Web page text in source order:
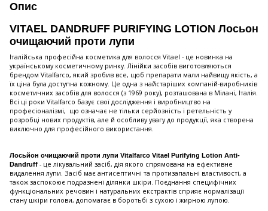
Опис
VITAEL DANDRUFF PURIFYING LOTION Лосьон
очищаючий проти лупи
Італійська професійна косметика для волосся Vitael - це новинка на
українському косметичному ринку. Лінійки засобів виготовляються
брендом Vitalfarco, який зробив все, щоб препарати мали найвищу якість, а
їх ціна була доступна кожному. Це одна з найстаріших компаній-виробників
косметичних засобів для волосся (з 1969 року), розташована в Мілані, Італія.
Всі ці роки Vitalfarco базує свої дослідження і виробництво на
професіоналізмі, що означає не тільки серйозність і ретельність у
розробці нових продуктів, але й особливу увагу до продукції, яка створена
виключно для професійного використання.
Лосьйон очищаючий проти лупи Vitalfarco Vitael Purifying Lotion Anti-
Dandruff - це лікувальний засіб, дія якого спрямована на ефективне
видалення лупи. Засіб має антисептичні та протизапальні властивості, а
також заспокоює подразнені ділянки шкіри. Поєднання специфічних
функціональних речовин і натуральних екстрактів сприяє нормалізації
стану шкіри голови, допомагає в боротьбі з сухою і жирною лупою.